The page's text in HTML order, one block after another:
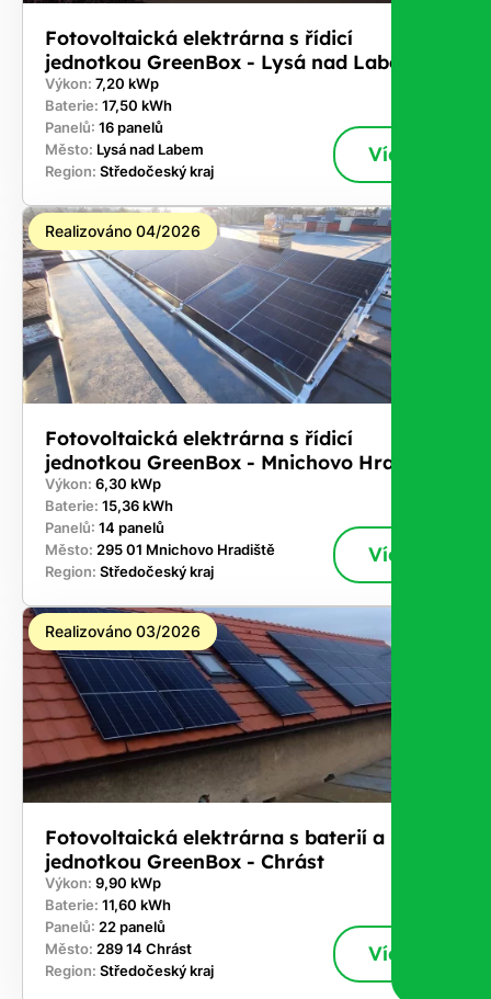
Fotovoltaická elektrárna s řídicí
jednotkou GreenBox - Lysá nad Labem
Výkon: 7,20 kWp
Baterie: 17,50 kWh
Panelů: 16 panelů
Město: Lysá nad Labem
Region: Středočeský kraj
Více
Realizováno 04/2026
Fotovoltaická elektrárna s řídicí
jednotkou GreenBox - Mnichovo Hradiště
Výkon: 6,30 kWp
Baterie: 15,36 kWh
Panelů: 14 panelů
Město: 295 01 Mnichovo Hradiště
Region: Středočeský kraj
Více
Realizováno 03/2026
Fotovoltaická elektrárna s baterií a řídicí
jednotkou GreenBox - Chrást
Výkon: 9,90 kWp
Baterie: 11,60 kWh
Panelů: 22 panelů
Město: 289 14 Chrást
Region: Středočeský kraj
Více